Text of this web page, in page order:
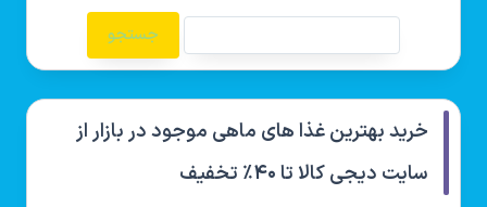
خرید بهترین غذا های ماهی موجود در بازار از
سایت دیجی کالا تا ۴۰٪ تخفیف